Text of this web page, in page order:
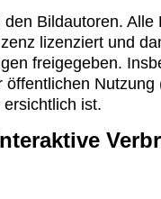
Bildautoren. Alle
lizenziert und
freigegeben.
öffentlichen Nutzung
ist.